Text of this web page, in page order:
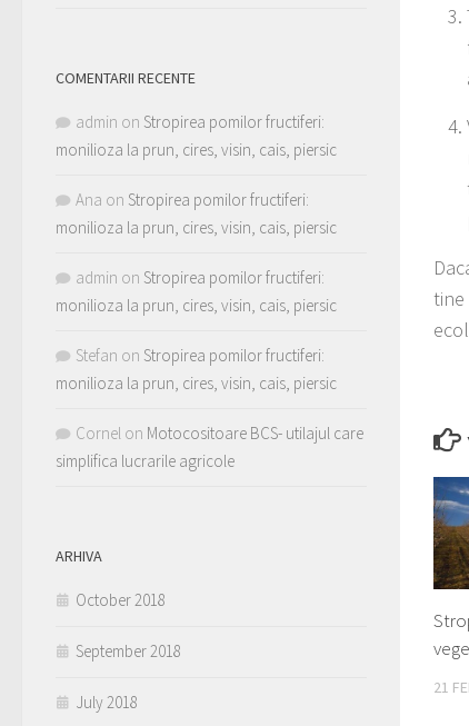
tine
21
COMENTARII RECENTE
admin on Stropirea pomilor fructiferi:
monilioza la prun, cires, visin, cais, piersic
Ana on Stropirea pomilor fructiferi:
monilioza la prun, cires, visin, cais, piersic
admin on Stropirea pomilor fructiferi:
monilioza la prun, cires, visin, cais, piersic
Stefan on Stropirea pomilor fructiferi:
monilioza la prun, cires, visin, cais, piersic
Cornel on Motocositoare BCS- utilajul care
simplifica lucrarile agricole
ARHIVA
October 2018
September 2018
July 2018